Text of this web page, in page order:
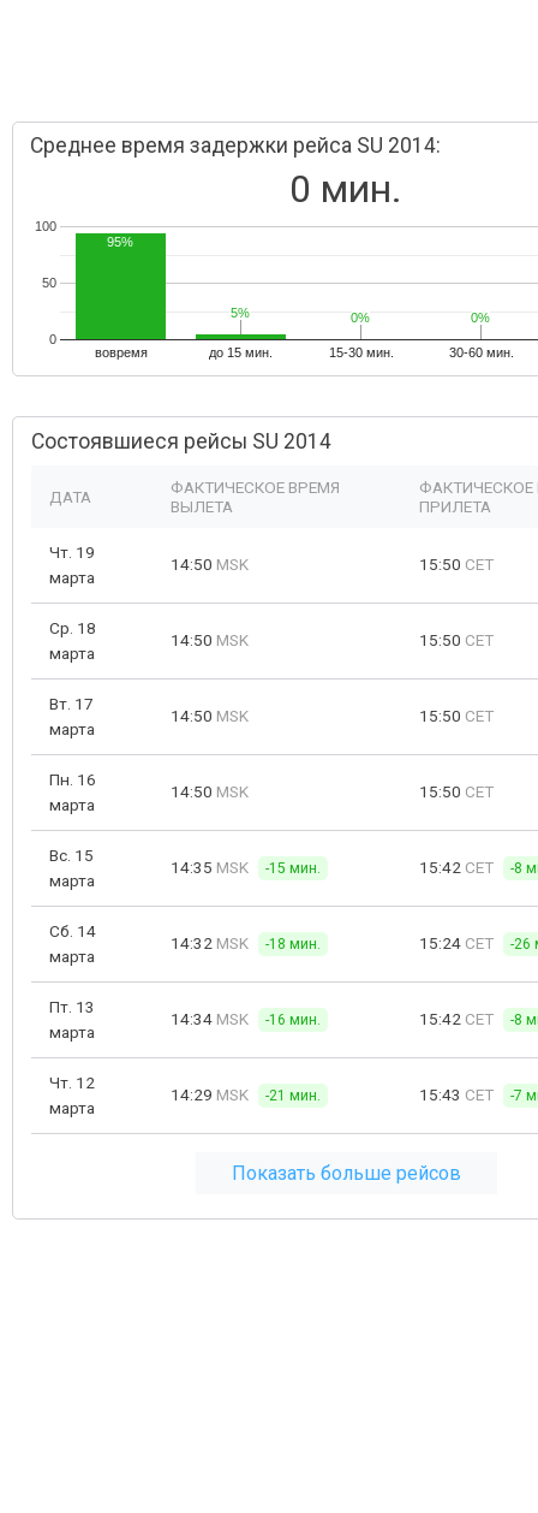
Среднее время задержки рейса SU 2014:
0 мин.
вовремя до 15 мин. 15-30 мин. 30-60 мин.
0
50
100
95%
5%
5% 0%
0% 0%
0%
Состоявшиеся рейсы SU 2014
ДАТА
ФАКТИЧЕСКОЕ ВРЕМЯ
ВЫЛЕТА
ФАКТИЧЕСКОЕ
ПРИЛЕТА
Чт. 19
марта
14:50 MSK 15:50 CET
Ср. 18
марта
14:50 MSK 15:50 CET
Вт. 17
марта
14:50 MSK 15:50 CET
Пн. 16
марта
14:50 MSK 15:50 CET
Вс. 15
марта
14:35 MSK -15 мин. 15:42 CET -8
Сб. 14
марта
14:32 MSK -18 мин. 15:24 CET -26
Пт. 13
марта
14:34 MSK -16 мин. 15:42 CET -8
Чт. 12
марта
14:29 MSK -21 мин. 15:43 CET -7
Показать больше рейсов